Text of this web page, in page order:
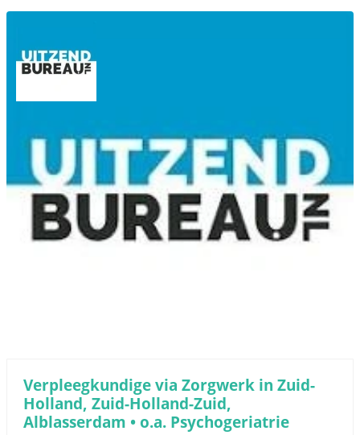
Verpleegkundige via Zorgwerk in Zuid-
Holland, Zuid-Holland-Zuid,
Alblasserdam • o.a. Psychogeriatrie